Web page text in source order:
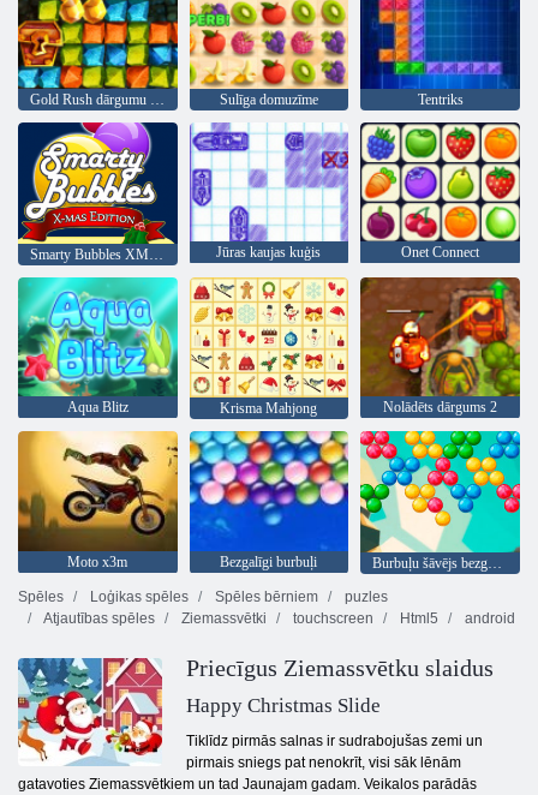
Gold Rush dārgumu medības Sulīga domuzīme Tentriks
Jūras kaujas kuģis Onet Connect
Aqua Blitz Krisma Mahjong Nolādēts dārgums 2
Moto x3m Bezgalīgi burbuļi
Burbuļu šāvējs bezgalīgs
Spēles
Loģikas spēles Spēles bērniem
puzles
Atjautības spēles
Ziemassvētki touchscreen Html5 android
Priecīgus Ziemassvētku slaidus
Happy Christmas Slide
Tiklīdz pirmās salnas ir sudrabojušas zemi un
pirmais sniegs pat nenokrīt, visi sāk lēnām
gatavoties Ziemassvētkiem un tad Jaunajam gadam. Veikalos parādās